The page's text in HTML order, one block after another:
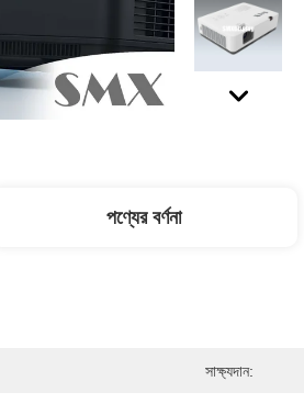
পণ্যের বর্ণনা
সাক্ষ্যদান: